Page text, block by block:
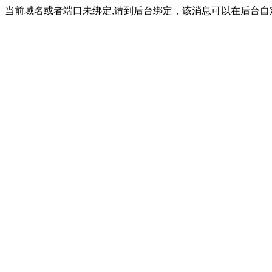
当前域名或者端口未绑定,请到后台绑定，该消息可以在后台自